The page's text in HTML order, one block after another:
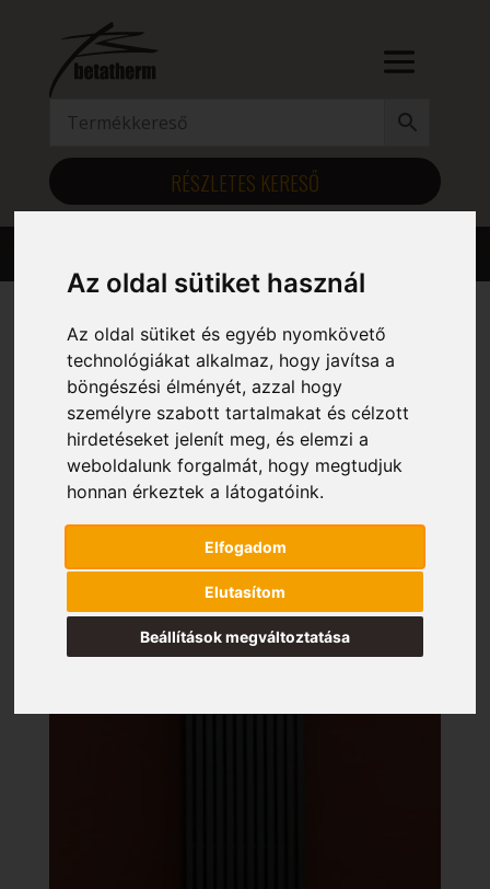
Az oldal sütiket használ
Az oldal sütiket és egyéb nyomkövető
technológiákat alkalmaz, hogy javítsa a
böngészési élményét, azzal hogy
személyre szabott tartalmakat és célzott
hirdetéseket jelenít meg, és elemzi a
weboldalunk forgalmát, hogy megtudjuk
honnan érkeztek a látogatóink.
Elfogadom
Elutasítom
Beállítások megváltoztatása
RÉSZLETES KERESŐ
Kezdőlap/ Magasság (mm) termék / 1165
1165
Mind a(z) 6 találat megjelenítve